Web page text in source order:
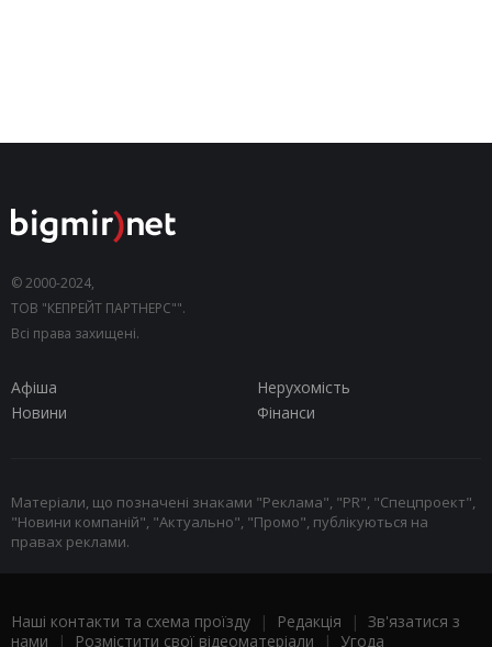
© 2000-2024,
ТОВ "КЕПРЕЙТ ПАРТНЕРС"".
Всі права захищені.
Афіша
Нерухомість
Новини
Фінанси
Матеріали, що позначені знаками "Реклама", "PR", "Спецпроект",
"Новини компаній", "Актуально", "Промо", публікуються на
правах реклами.
Наші контакти та схема проїзду | Редакція | Зв'язатися з
нами | Розмістити свої відеоматеріали | Угода